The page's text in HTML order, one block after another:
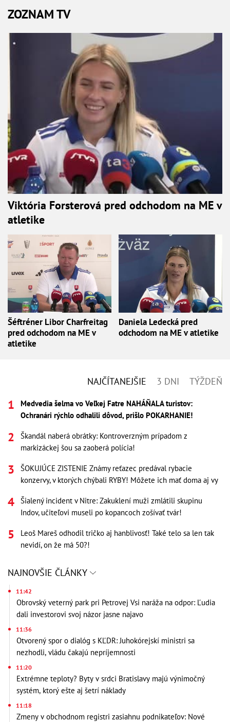
ZOZNAM TV
Viktória Forsterová pred odchodom na ME v
atletike
Šéftréner Libor Charfreitag
pred odchodom na ME v
atletike
Daniela Ledecká pred
odchodom na ME v atletike
NAJČÍTANEJŠIE 3 DNI TÝŽDEŇ
Medvedia šelma vo Veľkej Fatre NAHÁŇALA turistov:
Ochranári rýchlo odhalili dôvod, prišlo POKARHANIE!
Škandál naberá obrátky: Kontroverzným prípadom z
markizáckej šou sa zaoberá polícia!
ŠOKUJÚCE ZISTENIE Známy reťazec predával rybacie
konzervy, v ktorých chýbali RYBY! Môžete ich mať doma aj vy
Šialený incident v Nitre: Zakuklení muži zmlátili skupinu
Indov, učiteľovi museli po kopancoch zošívať tvár!
Leoš Mareš odhodil tričko aj hanblivosť! Také telo sa len tak
nevidí, on že má 50?!
NAJNOVŠIE ČLÁNKY
11:42
Obrovský veterný park pri Petrovej Vsi naráža na odpor: Ľudia
dali investorovi svoj názor jasne najavo
11:36
Otvorený spor o dialóg s KĽDR: Juhokórejskí ministri sa
nezhodli, vládu čakajú nepríjemnosti
11:20
Extrémne teploty? Byty v srdci Bratislavy majú výnimočný
systém, ktorý ešte aj šetrí náklady
11:18
Zmeny v obchodnom registri zasiahnu podnikateľov: Nové